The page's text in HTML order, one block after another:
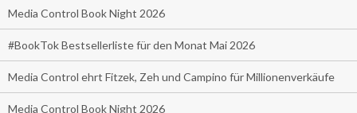
Media Control Book Night 2026
#BookTok Bestsellerliste für den Monat Mai 2026
Media Control ehrt Fitzek, Zeh und Campino für Millionenverkäufe
Media Control Book Night 2026